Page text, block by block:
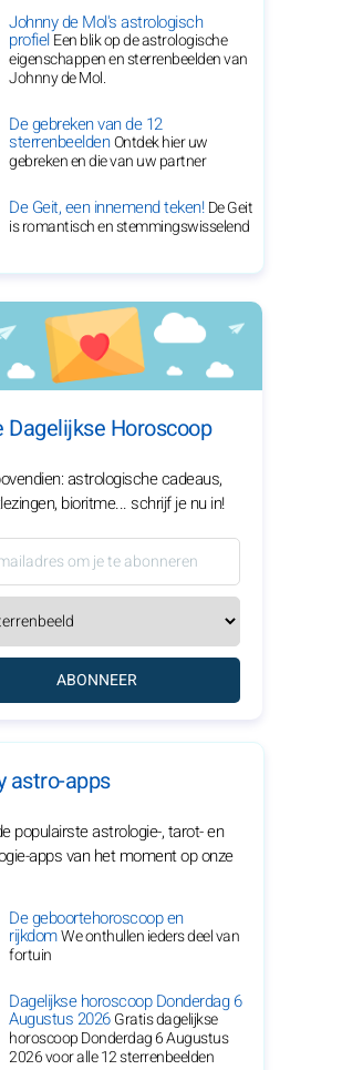
Johnny de Mol's astrologisch
profielEen blik op de astrologische
eigenschappen en sterrenbeelden van
Johnny de Mol.
De gebreken van de 12
sterrenbeeldenOntdek hier uw
gebreken en die van uw partner
De Geit, een innemend teken!De Geit
is romantisch en stemmingswisselend
Dagelijkse Horoscoop
astrologische cadeaus,
bioritme... schrijf je nu in!
ABONNEER
astro-apps
populairste astrologie-, tarot- en
apps van het moment op onze
De geboortehoroscoop en
rijkdomWe onthullen ieders deel van
fortuin
Dagelijkse horoscoop Donderdag 6
Augustus 2026Gratis dagelijkse
horoscoop Donderdag 6 Augustus
2026 voor alle 12 sterrenbeelden